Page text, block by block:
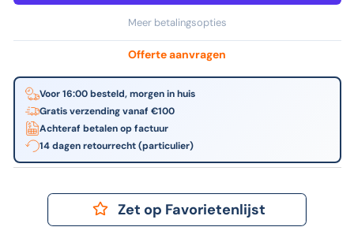
481911
Meer betalingsopties
Offerte aanvragen
Voor 16:00 besteld, morgen in huis
Gratis verzending vanaf €100
Achteraf betalen op factuur
14 dagen retourrecht (particulier)
Zet op Favorietenlijst